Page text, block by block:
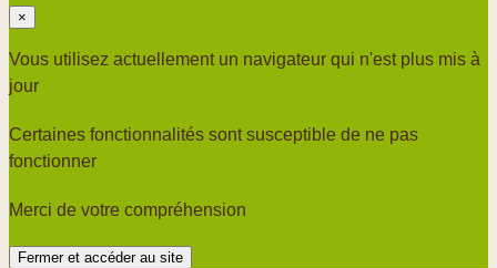
×
Vous utilisez actuellement un navigateur qui n'est plus mis à
jour
Certaines fonctionnalités sont susceptible de ne pas
fonctionner
Merci de votre compréhension
Fermer et accéder au site